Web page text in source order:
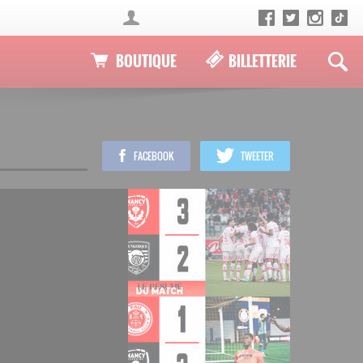
BOUTIQUE BILLETTERIE
FACEBOOK TWEETER
LECTURE EN COURS